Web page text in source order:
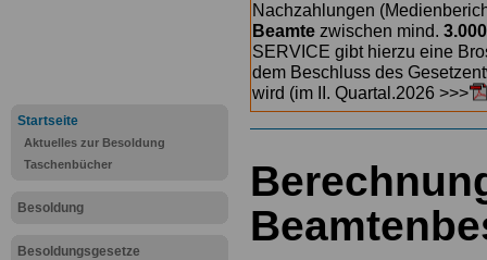
Startseite
Aktuelles zur Besoldung
Taschenbücher
Besoldung
Besoldungsgesetze
Nachzahlungen
Beamte zwischen mind.
SERVICE gibt hierzu eine
dem Beschluss des
wird (im II. Quartal.2026 >>>